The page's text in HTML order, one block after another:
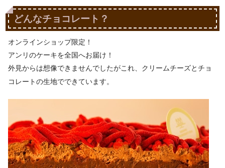
どんなチョコレート？
オンラインショップ限定！
アンリのケーキを全国へお届け！
外見からは想像できませんでしたがこれ、クリームチーズとチョ
コレートの生地でできています。